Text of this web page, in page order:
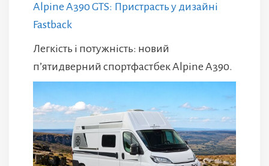
Alpine A390 GTS: Пристрасть у дизайні
Fastback
Легкість і потужність: новий
п’ятидверний спортфастбек Alpine A390.